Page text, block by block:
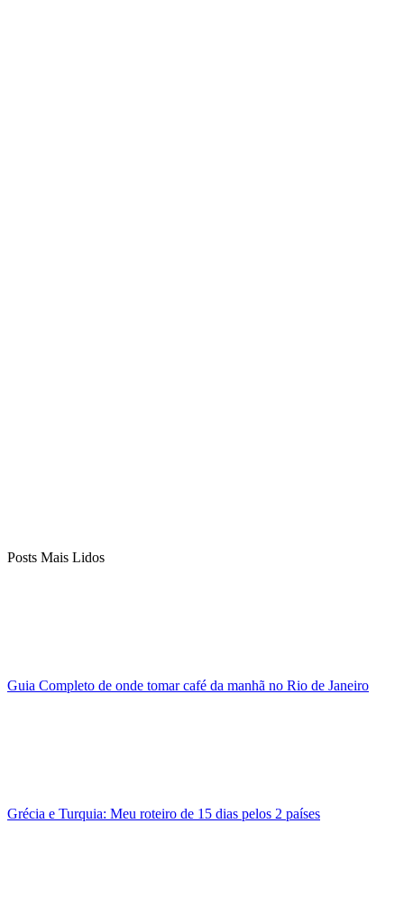
Posts Mais Lidos
Guia Completo de onde tomar café da manhã no Rio de Janeiro
Grécia e Turquia: Meu roteiro de 15 dias pelos 2 países